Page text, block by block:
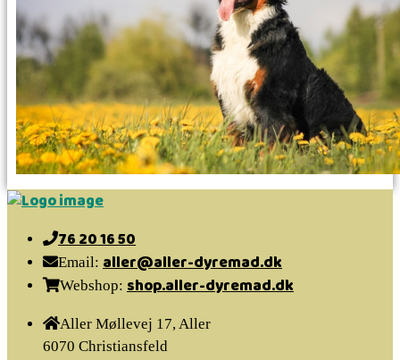
76 20 16 50
Email: aller@aller-dyremad.dk
Webshop: shop.aller-dyremad.dk
Aller Møllevej 17, Aller
6070 Christiansfeld